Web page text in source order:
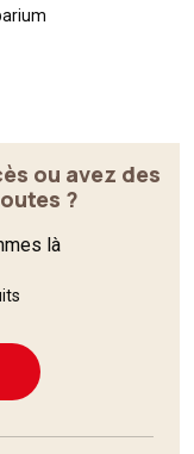
ou avez des
?
là